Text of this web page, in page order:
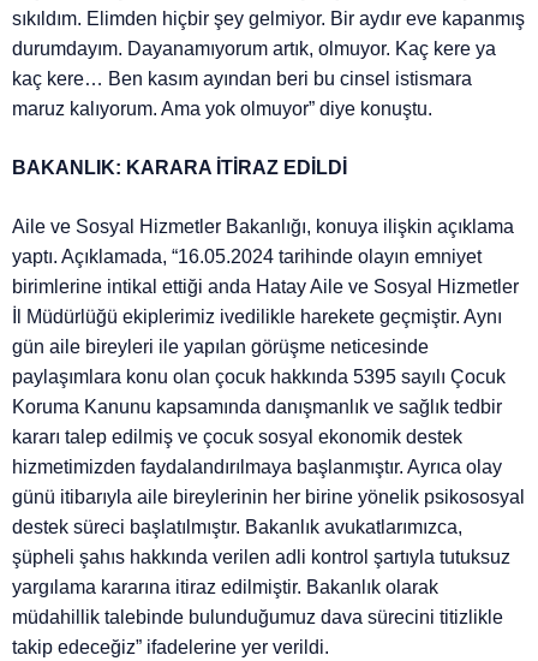
sıkıldım. Elimden hiçbir şey gelmiyor. Bir aydır eve kapanmış
durumdayım. Dayanamıyorum artık, olmuyor. Kaç kere ya
kaç kere… Ben kasım ayından beri bu cinsel istismara
maruz kalıyorum. Ama yok olmuyor” diye konuştu.
BAKANLIK: KARARA İTİRAZ EDİLDİ
Aile ve Sosyal Hizmetler Bakanlığı, konuya ilişkin açıklama
yaptı. Açıklamada, “16.05.2024 tarihinde olayın emniyet
birimlerine intikal ettiği anda Hatay Aile ve Sosyal Hizmetler
İl Müdürlüğü ekiplerimiz ivedilikle harekete geçmiştir. Aynı
gün aile bireyleri ile yapılan görüşme neticesinde
paylaşımlara konu olan çocuk hakkında 5395 sayılı Çocuk
Koruma Kanunu kapsamında danışmanlık ve sağlık tedbir
kararı talep edilmiş ve çocuk sosyal ekonomik destek
hizmetimizden faydalandırılmaya başlanmıştır. Ayrıca olay
günü itibarıyla aile bireylerinin her birine yönelik psikososyal
destek süreci başlatılmıştır. Bakanlık avukatlarımızca,
şüpheli şahıs hakkında verilen adli kontrol şartıyla tutuksuz
yargılama kararına itiraz edilmiştir. Bakanlık olarak
müdahillik talebinde bulunduğumuz dava sürecini titizlikle
takip edeceğiz” ifadelerine yer verildi.